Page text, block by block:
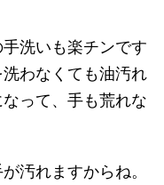
洗いも楽チンです
わなくても油汚れ
って、手も荒れな
汚れますからね。